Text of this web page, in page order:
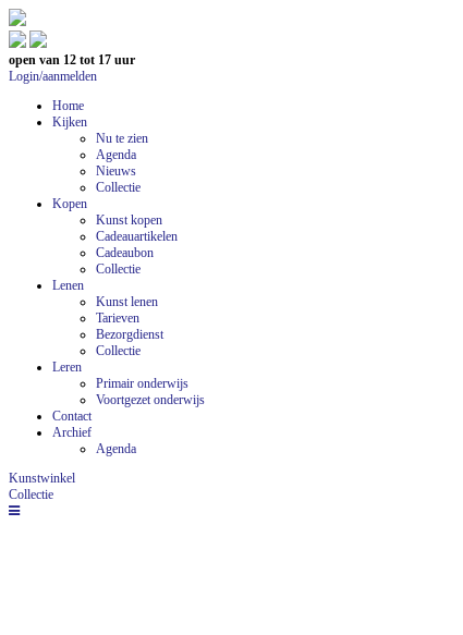
open van 12 tot 17 uur
Login/aanmelden
Home
Kijken
Nu te zien
Agenda
Nieuws
Collectie
Kopen
Kunst kopen
Cadeauartikelen
Cadeaubon
Collectie
Lenen
Kunst lenen
Tarieven
Bezorgdienst
Collectie
Leren
Primair onderwijs
Voortgezet onderwijs
Contact
Archief
Agenda
Kunstwinkel
Collectie